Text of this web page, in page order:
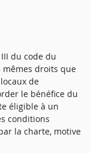
du code du
mêmes droits que
de
le bénéfice du
éligible à un
conditions
la charte, motive